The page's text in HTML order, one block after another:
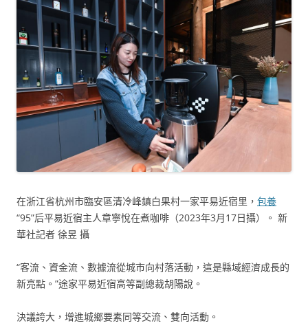
在浙江省杭州市臨安區清冷峰鎮白果村一家平易近宿里， 包養
“95”后平易近宿主人章寧悅在煮咖啡（2023年3月17日攝）。 新
華社記者 徐昱 攝
“客流、資金流、數據流從城市向村落活動，這是縣域經濟成長的
新亮點。”途家平易近宿高等副總裁胡陽說。
決議誇大，增進城鄉要素同等交流、雙向活動。